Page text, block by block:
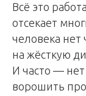
Всё это
отсекает
человека нет
на жёсткую
И часто — нет
ворошить